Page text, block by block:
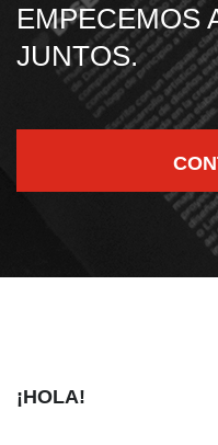
EMPECEMOS
JUNTOS.
¡HOLA!